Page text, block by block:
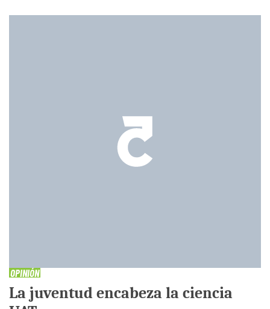
OPINIÓN
La juventud encabeza la ciencia